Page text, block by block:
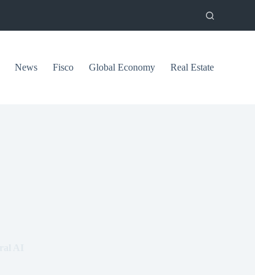
News Fisco Global Economy Real Estate